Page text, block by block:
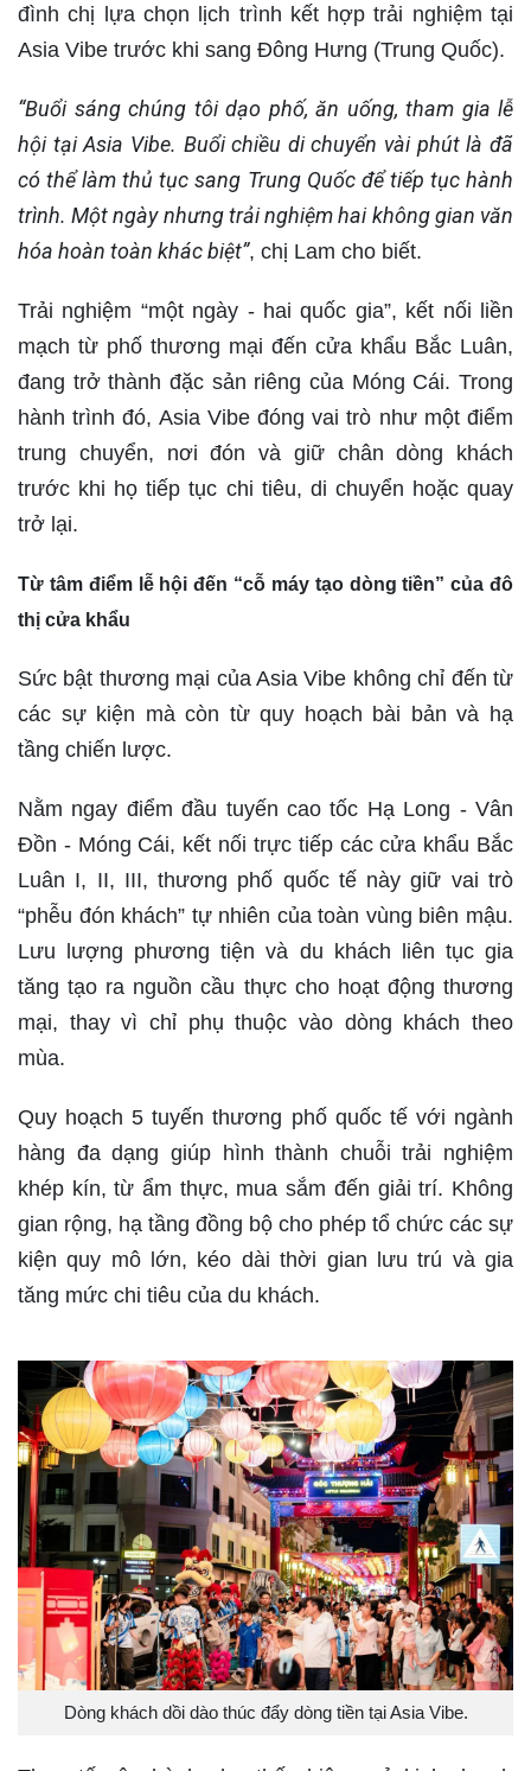
đình chị lựa chọn lịch trình kết hợp trải nghiệm tại
Asia Vibe trước khi sang Đông Hưng (Trung Quốc).
“Buổi sáng chúng tôi dạo phố, ăn uống, tham gia lễ
hội tại Asia Vibe. Buổi chiều di chuyển vài phút là đã
có thể làm thủ tục sang Trung Quốc để tiếp tục hành
trình. Một ngày nhưng trải nghiệm hai không gian văn
hóa hoàn toàn khác biệt”, chị Lam cho biết.
Trải nghiệm “một ngày - hai quốc gia”, kết nối liền
mạch từ phố thương mại đến cửa khẩu Bắc Luân,
đang trở thành đặc sản riêng của Móng Cái. Trong
hành trình đó, Asia Vibe đóng vai trò như một điểm
trung chuyển, nơi đón và giữ chân dòng khách
trước khi họ tiếp tục chi tiêu, di chuyển hoặc quay
trở lại.
Từ tâm điểm lễ hội đến “cỗ máy tạo dòng tiền” của đô
thị cửa khẩu
Sức bật thương mại của Asia Vibe không chỉ đến từ
các sự kiện mà còn từ quy hoạch bài bản và hạ
tầng chiến lược.
Nằm ngay điểm đầu tuyến cao tốc Hạ Long - Vân
Đồn - Móng Cái, kết nối trực tiếp các cửa khẩu Bắc
Luân I, II, III, thương phố quốc tế này giữ vai trò
“phễu đón khách” tự nhiên của toàn vùng biên mậu.
Lưu lượng phương tiện và du khách liên tục gia
tăng tạo ra nguồn cầu thực cho hoạt động thương
mại, thay vì chỉ phụ thuộc vào dòng khách theo
mùa.
Quy hoạch 5 tuyến thương phố quốc tế với ngành
hàng đa dạng giúp hình thành chuỗi trải nghiệm
khép kín, từ ẩm thực, mua sắm đến giải trí. Không
gian rộng, hạ tầng đồng bộ cho phép tổ chức các sự
kiện quy mô lớn, kéo dài thời gian lưu trú và gia
tăng mức chi tiêu của du khách.
Dòng khách dồi dào thúc đẩy dòng tiền tại Asia Vibe.